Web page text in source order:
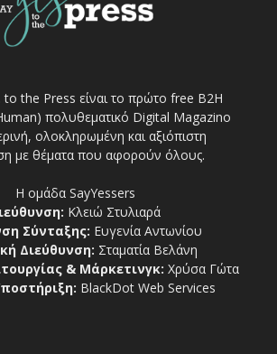
to the Press είναι το πρώτο free Β2Η
πολυθεματικό Digital Magazino
ολοκληρωμένη και αξιόπιστη
με θέματα που αφορούν όλους.
Η ομάδα SayYessers
Κλειώ Στυλιαρά
Σύνταξης: Ευγενία Αντωνίου
Διεύθυνση: Σταματία Βελάνη
& Μάρκετινγκ: Χρύσα Γώτα
BlackDot Web Services